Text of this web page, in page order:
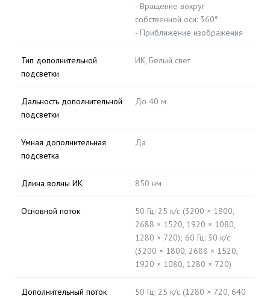
- Вращение вокруг
собственной оси: 360°
- Приближение изображения
Тип дополнительной
подсветки
ИК, Белый свет
Дальность дополнительной
подсветки
До 40 м
Умная дополнительная
подсветка
Да
Длина волны ИК 850 нм
Основной поток
50 Гц: 25 к/с (3200 × 1800,
2688 × 1520, 1920 × 1080,
1280 × 720); 60 Гц: 30 к/с
(3200 × 1800, 2688 × 1520,
1920 × 1080, 1280 × 720)
Дополнительный поток
50 Гц: 25 к/с (1280 × 720, 640